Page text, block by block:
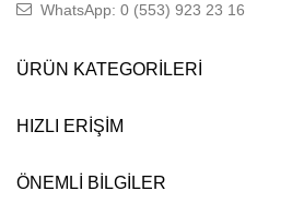
WhatsApp: 0 (553) 923 23 16
ÜRÜN KATEGORILERI
HIZLI ERIŞIM
ÖNEMLI BILGILER